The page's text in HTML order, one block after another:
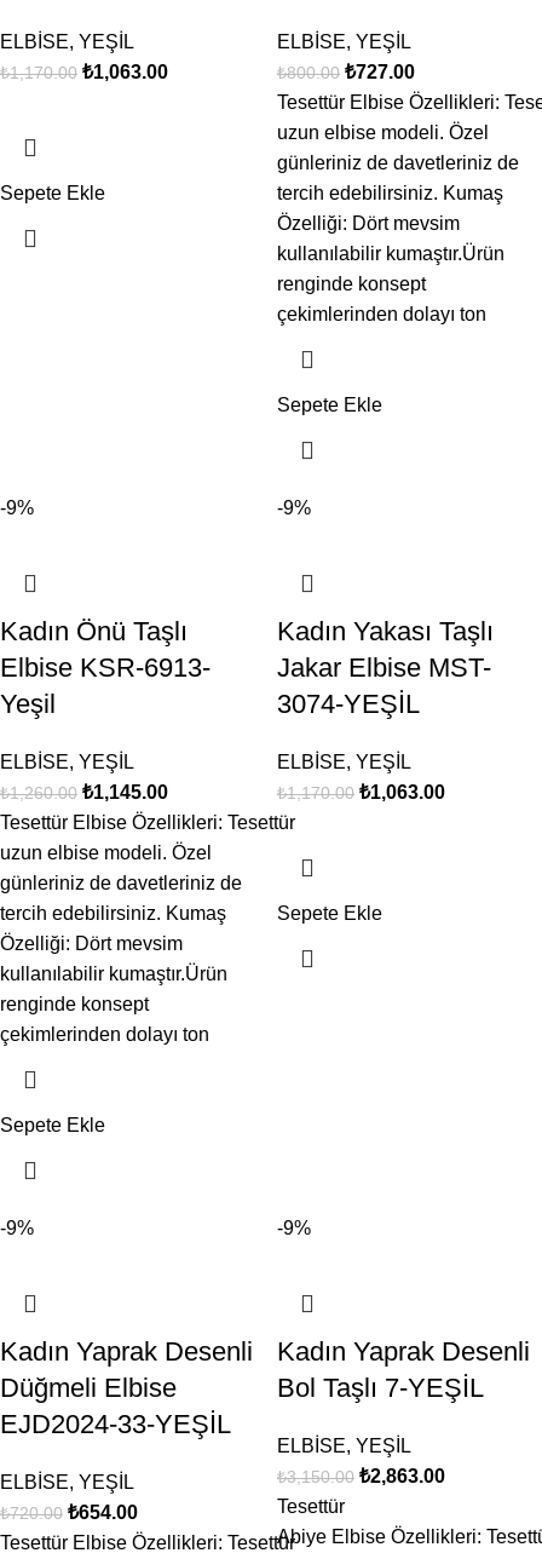
ELBİSE, YEŞİL
₺1,170.00 ₺1,063.00
Sepete Ekle
ELBİSE, YEŞİL
₺800.00 ₺727.00
Tesettür Elbise Özellikleri:
uzun elbise modeli. Özel
günleriniz de davetleriniz de
tercih edebilirsiniz. Kumaş
Özelliği: Dört mevsim
kullanılabilir kumaştır.Ürün
renginde konsept
çekimlerinden dolayı ton
Sepete Ekle
-9%
Kadın Önü Taşlı
Elbise KSR-6913-
Yeşil
ELBİSE, YEŞİL
₺1,260.00 ₺1,145.00
Tesettür Elbise Özellikleri: Tesettür
uzun elbise modeli. Özel
günleriniz de davetleriniz de
tercih edebilirsiniz. Kumaş
Özelliği: Dört mevsim
kullanılabilir kumaştır.Ürün
renginde konsept
çekimlerinden dolayı ton
Sepete Ekle
-9%
Kadın Yakası Taşlı
Jakar Elbise MST-
3074-YEŞİL
ELBİSE, YEŞİL
₺1,170.00 ₺1,063.00
Sepete Ekle
-9%
Kadın Yaprak Desenli
Düğmeli Elbise
EJD2024-33-YEŞİL
ELBİSE, YEŞİL
₺720.00 ₺654.00
Tesettür Elbise Özellikleri: Tesettür
-9%
Kadın Yaprak Desenli
Bol Taşlı 7-YEŞİL
ELBİSE, YEŞİL
₺3,150.00 ₺2,863.00
Tesettür
Abiye Elbise Özellikleri: